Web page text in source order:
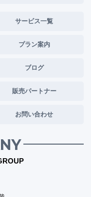
サービス一覧
プラン案内
ブログ
販売パートナー
お問い合わせ